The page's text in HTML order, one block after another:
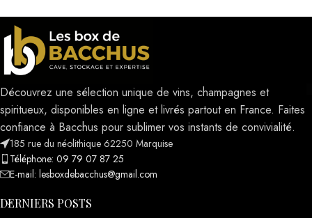
Découvrez une sélection unique de vins, champagnes et
spiritueux, disponibles en ligne et livrés partout en France. Faites
confiance à Bacchus pour sublimer vos instants de convivialité.
185 rue du néolithique 62250 Marquise
Téléphone: 09 79 07 87 25
E-mail: lesboxdebacchus@gmail.com
DERNIERS POSTS